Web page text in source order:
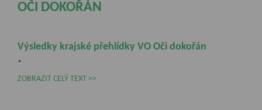
OČI DOKOŘÁN
Výsledky krajské přehlídky VO Oči dokořán
*
ZOBRAZIT CELÝ TEXT